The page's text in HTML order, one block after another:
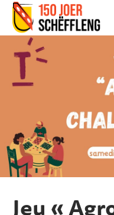
Schifflange,